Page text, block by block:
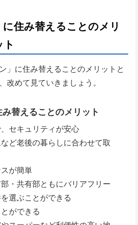
に住み替えることのメリ
」に住み替えることのメリットと
改めて見ていきましょう。
替えることのメリット
セキュリティが安心
ど老後の暮らしに合わせて取
が簡単
・共有部ともにバリアフリー
選ぶことができる
ができる